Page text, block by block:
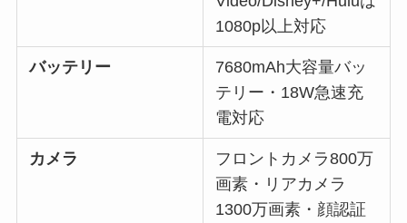
1080p以上対応
バッテリー
7680mAh大容量バッ
テリー・18W急速充
電対応
カメラ
フロントカメラ800万
画素・リアカメラ
1300万画素・顔認証